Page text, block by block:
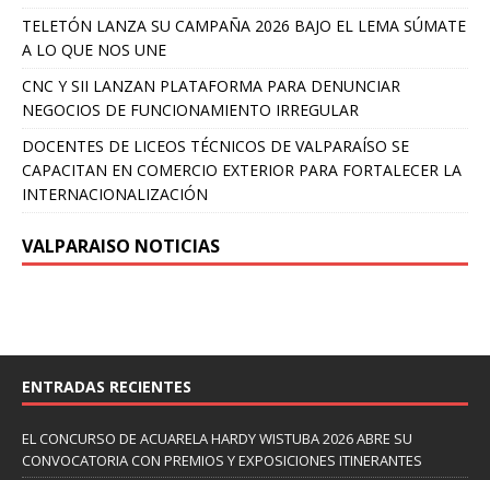
TELETÓN LANZA SU CAMPAÑA 2026 BAJO EL LEMA SÚMATE
A LO QUE NOS UNE
CNC Y SII LANZAN PLATAFORMA PARA DENUNCIAR
NEGOCIOS DE FUNCIONAMIENTO IRREGULAR
DOCENTES DE LICEOS TÉCNICOS DE VALPARAÍSO SE
CAPACITAN EN COMERCIO EXTERIOR PARA FORTALECER LA
INTERNACIONALIZACIÓN
VALPARAISO NOTICIAS
ENTRADAS RECIENTES
EL CONCURSO DE ACUARELA HARDY WISTUBA 2026 ABRE SU
CONVOCATORIA CON PREMIOS Y EXPOSICIONES ITINERANTES